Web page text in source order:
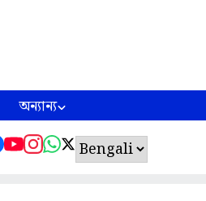
অন্যান্য